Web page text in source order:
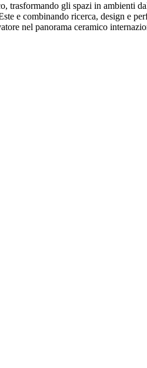
gli spazi in ambienti
e combinando ricerca, design e
nel panorama ceramico